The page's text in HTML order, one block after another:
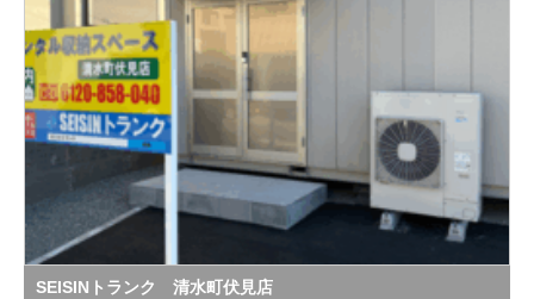
SEISINトランク 清水町伏見店